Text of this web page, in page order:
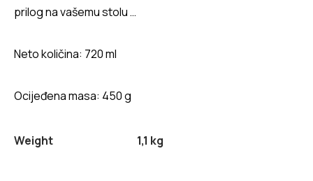
prilog na vašemu stolu …
Neto količina: 720 ml
Ocijeđena masa: 450 g
Weight 1,1 kg